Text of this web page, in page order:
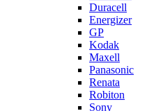
Duracell
Energizer
GP
Kodak
Maxell
Panasonic
Renata
Robiton
Sony